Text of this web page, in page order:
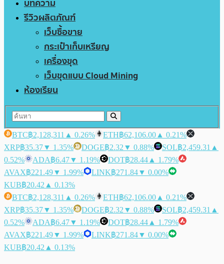
บทความ
รีวิวผลิตภัณฑ์
เว็บซื้อขาย
กระเป๋าเก็บเหรียญ
เครื่องขุด
เว็บขุดแบบ Cloud Mining
ห้องเรียน
BTC฿2,128,311 ▲ 0.26% ETH฿62,106.00 ▲ 0.21%
XRP฿35.37▼ 1.35% DOGE฿2.32 ▼ 0.88% SOL฿2,459.31 ▲
0.52%
ADA฿6.47▼ 1.19% DOT฿28.44 ▲ 1.79%
AVAX฿221.49▼ 1.99% LINK฿271.84▼ 0.00%
KUB฿20.42 ▲ 0.13%
BTC฿2,128,311 ▲ 0.26% ETH฿62,106.00 ▲ 0.21%
XRP฿35.37▼ 1.35% DOGE฿2.32 ▼ 0.88% SOL฿2,459.31 ▲
0.52%
ADA฿6.47▼ 1.19% DOT฿28.44 ▲ 1.79%
AVAX฿221.49▼ 1.99% LINK฿271.84▼ 0.00%
KUB฿20.42 ▲ 0.13%